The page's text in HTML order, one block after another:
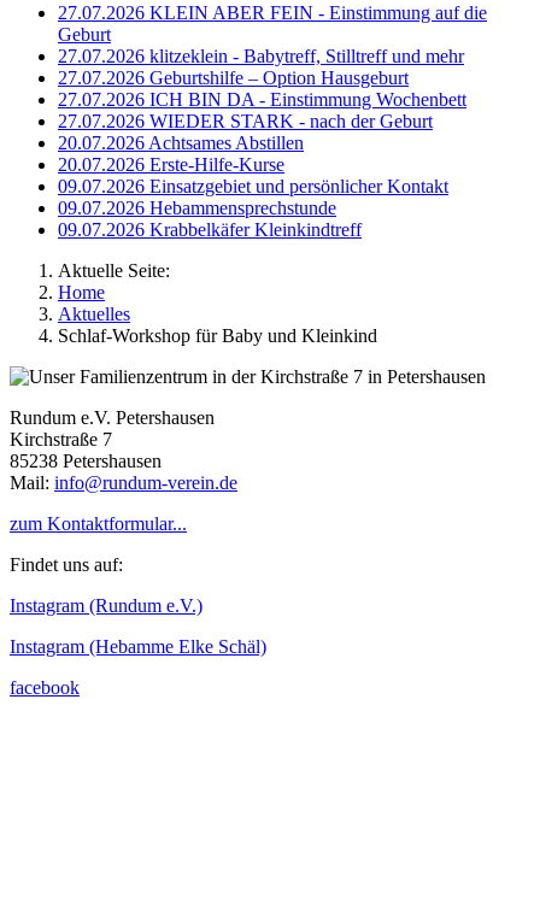
27.07.2026 KLEIN ABER FEIN - Einstimmung auf die
Geburt
27.07.2026 klitzeklein - Babytreff, Stilltreff und mehr
27.07.2026 Geburtshilfe – Option Hausgeburt
27.07.2026 ICH BIN DA - Einstimmung Wochenbett
27.07.2026 WIEDER STARK - nach der Geburt
20.07.2026 Achtsames Abstillen
20.07.2026 Erste-Hilfe-Kurse
09.07.2026 Einsatzgebiet und persönlicher Kontakt
09.07.2026 Hebammensprechstunde
09.07.2026 Krabbelkäfer Kleinkindtreff
Aktuelle Seite:
Home
Aktuelles
Schlaf-Workshop für Baby und Kleinkind
Rundum e.V. Petershausen
Kirchstraße 7
85238 Petershausen
Mail: info@rundum-verein.de
zum Kontaktformular...
Findet uns auf:
Instagram (Rundum e.V.)
Instagram (Hebamme Elke Schäl)
facebook